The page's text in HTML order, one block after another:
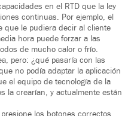
en el RTD que la ley
continuas. Por ejemplo, el
que le pudiera decir al cliente
hora puede forzar a las
de mucho calor o frío.
pero: ¿qué pasaría con las
no podía adaptar la aplicación
el equipo de tecnología de la
la crearían, y actualmente están